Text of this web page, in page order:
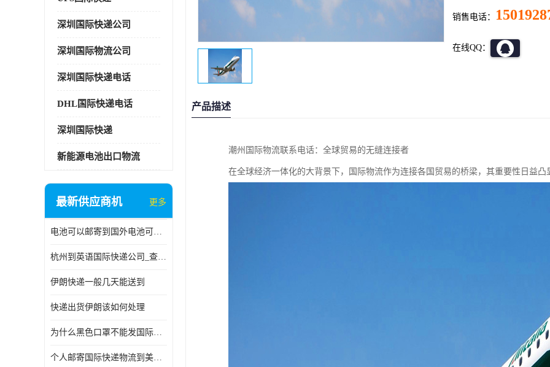
深圳国际快递公司
深圳国际物流公司
深圳国际快递电话
DHL国际快递电话
深圳国际快递
新能源电池出口物流
最新供应商机 更多
电池可以邮寄到国外电池可以发国际物流手机电池可以邮寄到国外
杭州到英语国际快递公司_查国际快递
伊朗快递一般几天能送到
快递出货伊朗该如何处理
为什么黑色口罩不能发国际快递 国际寄口罩快递需要填写信息
个人邮寄国际快递物流到美加墨西哥英国比利时荷兰波兰意大利
销售电话：
在线QQ：
产品描述
潮州国际物流联系电话：全球贸易的无缝连接者
在全球经济一体化的大背景下，国际物流作为连接各国贸易的桥梁，其重要性日益凸